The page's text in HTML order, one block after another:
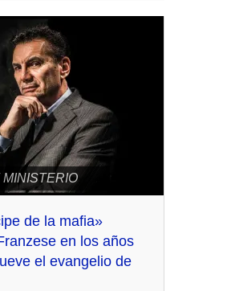
MINISTERIO
de la mafia»
en los años
el evangelio de